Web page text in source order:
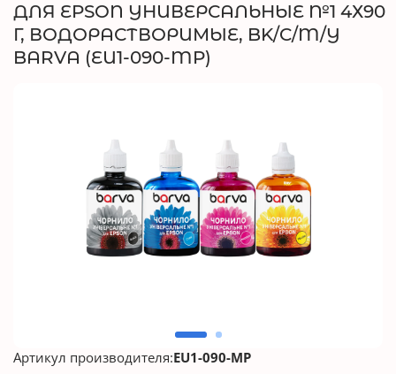
ДЛЯ EPSON УНИВЕРСАЛЬНЫЕ №1 4Х90
Г, ВОДОРАСТВОРИМЫЕ, BK/C/M/Y
BARVA (EU1-090-MP)
Артикул производителя:EU1-090-MP